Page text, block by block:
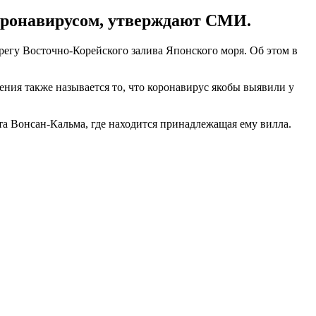
утверждают СМИ.
Восточно-Корейского залива Японского моря. Об этом в
также называется то, что коронавирус якобы выявили у
Кальма, где находится принадлежащая ему вилла.